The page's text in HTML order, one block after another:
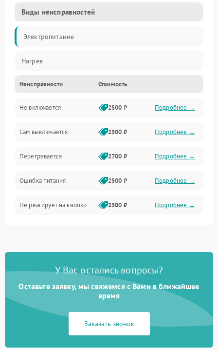
Виды неисправностей
Электропитание
Нагрев
Неисправности Стоимость
Не включается 2500 ₽ Подробнее →
Сам выключается 2500 ₽ Подробнее →
Перегревается 2700 ₽ Подробнее →
Ошибка питания 2500 ₽ Подробнее →
Не реагирует на кнопки 2500 ₽ Подробнее →
У Вас остались вопросы?
Оставьте заявку, мы свяжемся с Вами в ближайшее
время
Заказать звонок